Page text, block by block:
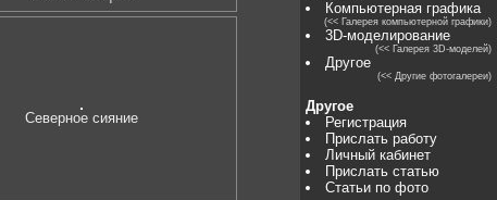
Северное сияние
Компьютерная графика
(<< Галерея компьютерной графики)
3D-моделирование
(<< Галерея 3D-моделей)
Другое
(<< Другие фотогалереи)
Другое
Регистрация
Прислать работу
Личный кабинет
Прислать статью
Статьи по фото